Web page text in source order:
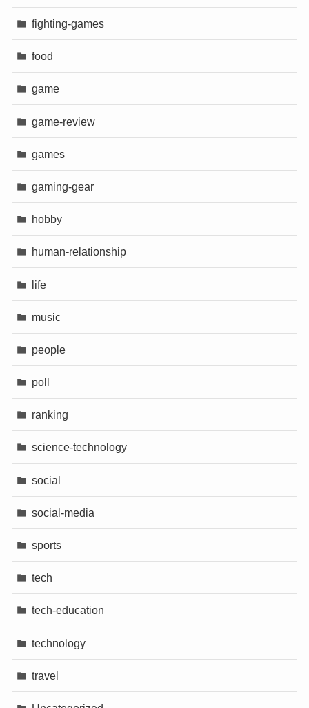
fighting-games
food
game
game-review
games
gaming-gear
hobby
human-relationship
life
music
people
poll
ranking
science-technology
social
social-media
sports
tech
tech-education
technology
travel